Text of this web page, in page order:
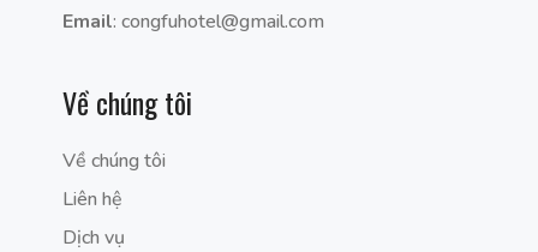
Email: congfuhotel@gmail.com
Về chúng tôi
Về chúng tôi
Liên hệ
Dịch vụ